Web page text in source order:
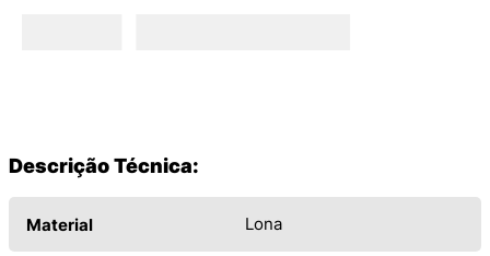
Descrição Técnica:
Material Lona